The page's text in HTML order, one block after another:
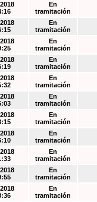
En
tramitación
En
tramitación
En
tramitación
En
tramitación
En
tramitación
En
tramitación
En
tramitación
En
tramitación
En
tramitación
En
tramitación
En
tramitación